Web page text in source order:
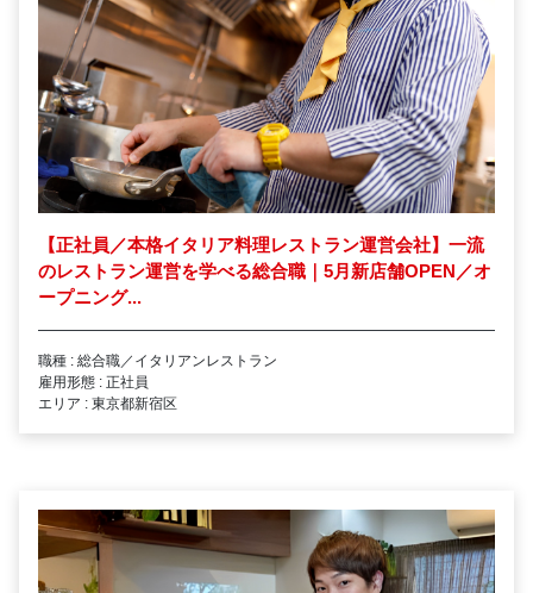
【正社員／本格イタリア料理レストラン運営会社】一流
のレストラン運営を学べる総合職｜5月新店舗OPEN／オ
ープニング...
職種 : 総合職／イタリアンレストラン
雇用形態 : 正社員
エリア : 東京都新宿区